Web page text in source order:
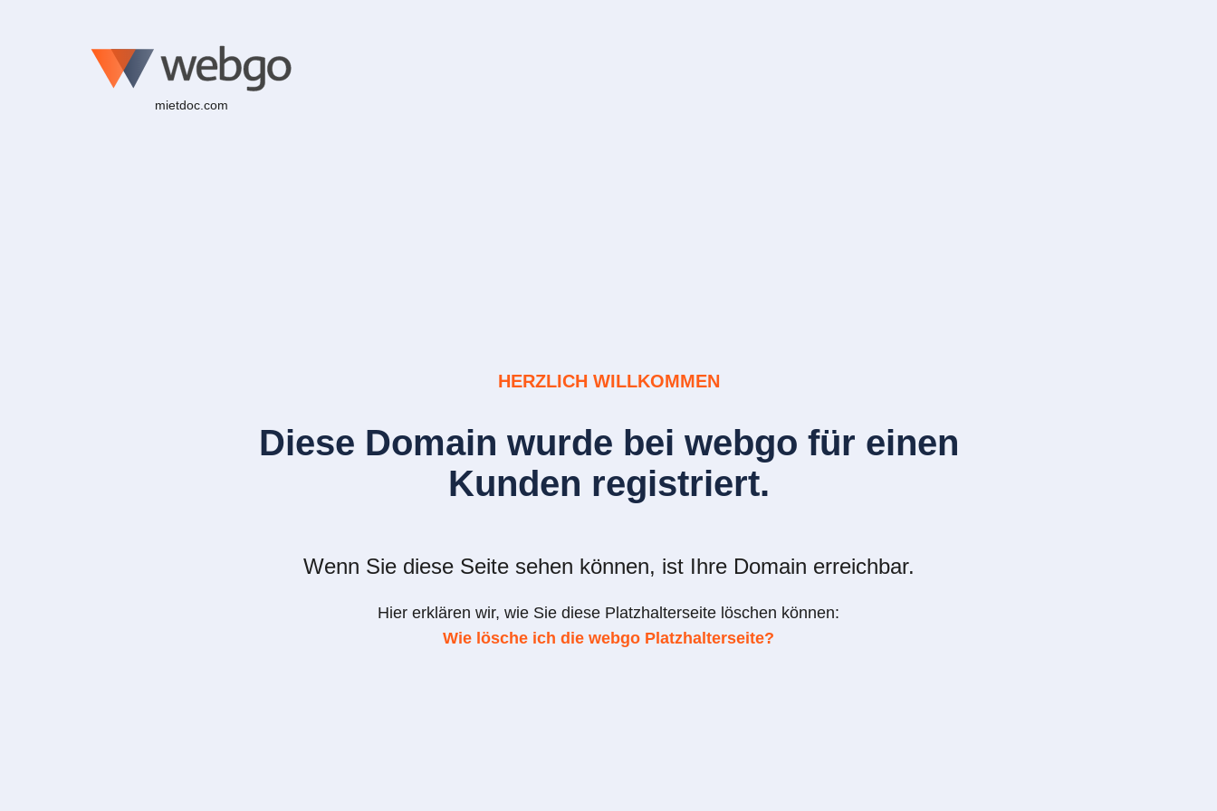
mietdoc.com
HERZLICH WILLKOMMEN
Diese Domain wurde bei webgo für einen
Kunden registriert.
Wenn Sie diese Seite sehen können, ist Ihre Domain erreichbar.
Hier erklären wir, wie Sie diese Platzhalterseite löschen können:
Wie lösche ich die webgo Platzhalterseite?